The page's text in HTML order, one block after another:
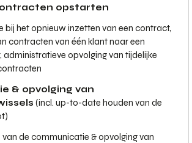
opstarten
bij het opnieuw inzetten van een contract,
contracten van één klant naar een
administratieve opvolging van tijdelijke
& opvolging van
(incl. up-to-date houden van de
de communicatie & opvolging van